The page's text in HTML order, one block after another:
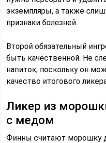
экземпляры, а также
признаки болезней.
Второй обязательный
быть качественной. Не
напиток, поскольку он
качество итогового
Ликер из
с медом
Финны считают морошку